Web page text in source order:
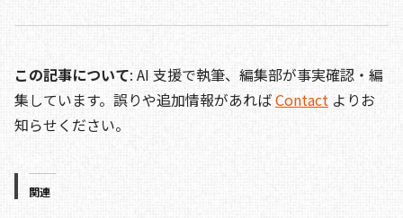
この記事について: AI 支援で執筆、編集部が事実確認・編
集しています。誤りや追加情報があればContact よりお
知らせください。
関連